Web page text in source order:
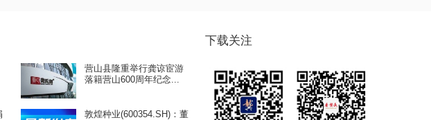
营山县隆重举行龚谅宦游
落籍营山600周年纪念...
敦煌种业(600354.SH)：董
下载关注